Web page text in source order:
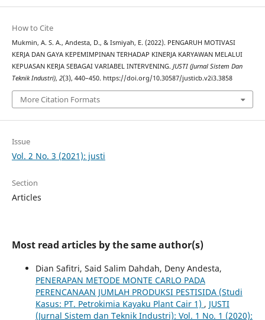
How to Cite
Mukmin, A. S. A., Andesta, D., & Ismiyah, E. (2022). PENGARUH MOTIVASI
KERJA DAN GAYA KEPEMIMPINAN TERHADAP KINERJA KARYAWAN MELALUI
KEPUASAN KERJA SEBAGAI VARIABEL INTERVENING. JUSTI (Jurnal Sistem Dan
Teknik Industri), 2(3), 440–450. https://doi.org/10.30587/justicb.v2i3.3858
More Citation Formats
Issue
Vol. 2 No. 3 (2021): justi
Section
Articles
Most read articles by the same author(s)
Dian Safitri, Said Salim Dahdah, Deny Andesta,
PENERAPAN METODE MONTE CARLO PADA
PERENCANAAN JUMLAH PRODUKSI PESTISIDA (Studi
Kasus: PT. Petrokimia Kayaku Plant Cair 1) , JUSTI
(Jurnal Sistem dan Teknik Industri): Vol. 1 No. 1 (2020):